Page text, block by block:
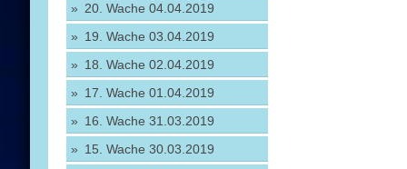
20. Wache 04.04.2019
19. Wache 03.04.2019
18. Wache 02.04.2019
17. Wache 01.04.2019
16. Wache 31.03.2019
15. Wache 30.03.2019